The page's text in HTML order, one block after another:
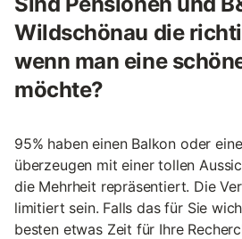
Wildschönau die
wenn man eine
möchte?
95% haben einen Balkon oder
überzeugen mit einer tollen
die Mehrheit repräsentiert. Die
limitiert sein. Falls das für Sie
besten etwas Zeit für Ihre